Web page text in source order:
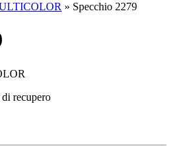
» Specchio 2279
recupero